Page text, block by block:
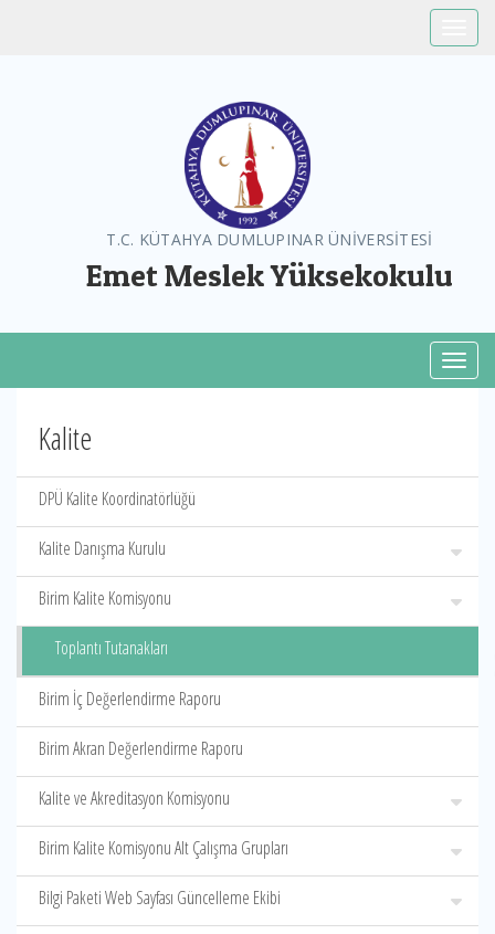
T.C. KÜTAHYA DUMLUPINAR ÜNİVERSİTESİ
Emet Meslek Yüksekokulu
Kalite
DPÜ Kalite Koordinatörlüğü
Kalite Danışma Kurulu
Birim Kalite Komisyonu
Toplantı Tutanakları
Birim İç Değerlendirme Raporu
Birim Akran Değerlendirme Raporu
Kalite ve Akreditasyon Komisyonu
Birim Kalite Komisyonu Alt Çalışma Grupları
Bilgi Paketi Web Sayfası Güncelleme Ekibi